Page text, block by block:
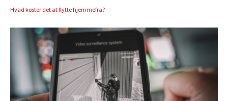
Hvad koster det at flytte hjemmefra?